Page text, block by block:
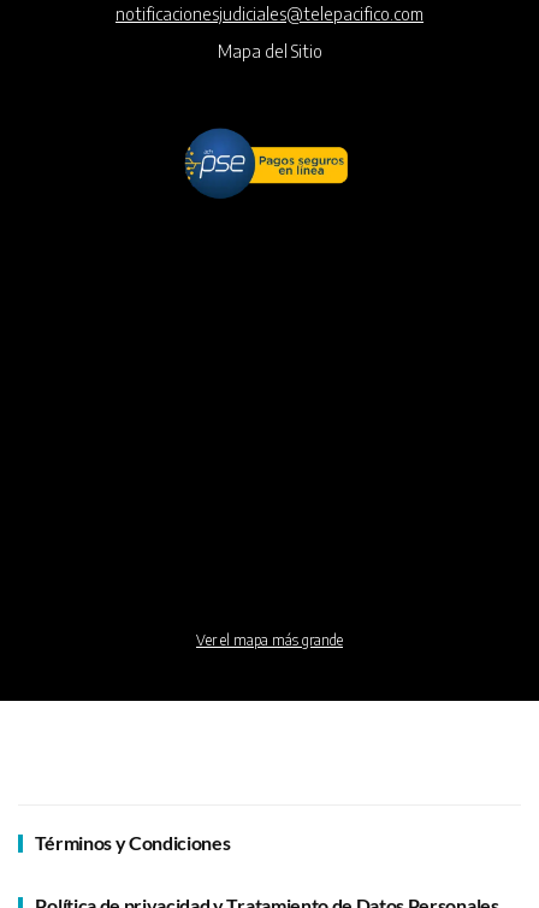
notificacionesjudiciales@telepacifico.com
Mapa del Sitio
Ver el mapa más grande
Términos y Condiciones